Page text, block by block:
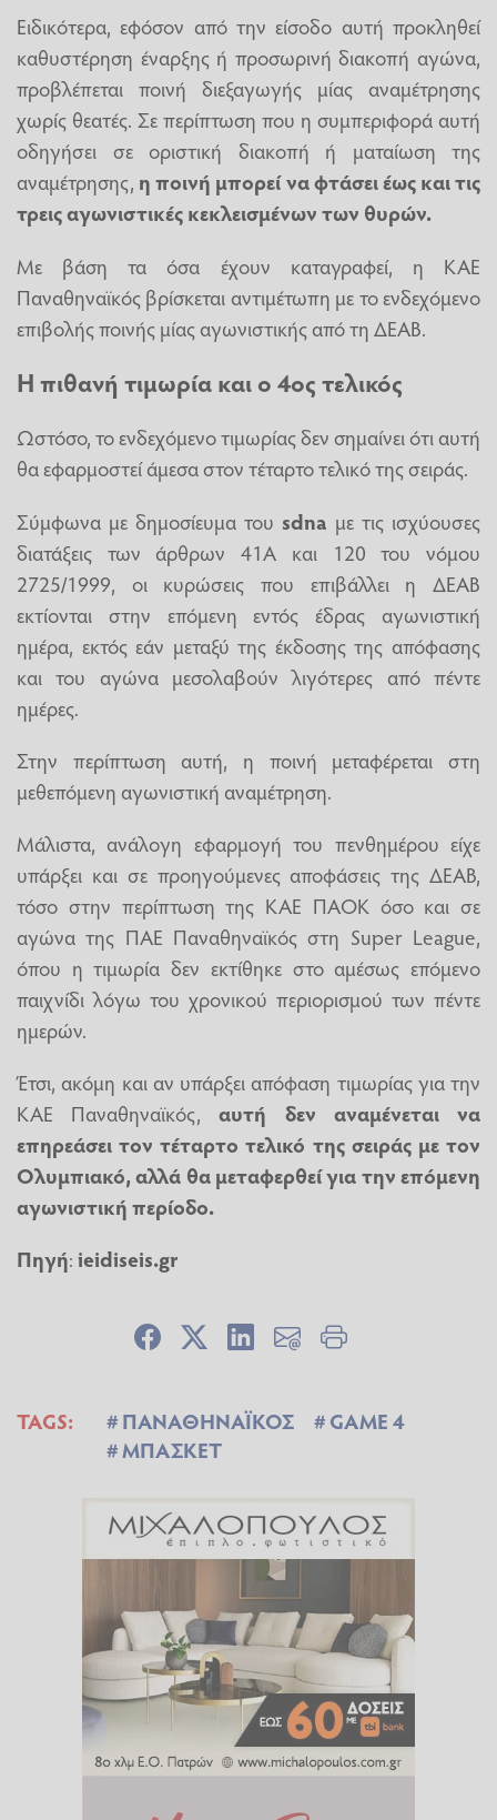
Ειδικότερα, εφόσον από την είσοδο αυτή προκληθεί
καθυστέρηση έναρξης ή προσωρινή διακοπή αγώνα,
προβλέπεται ποινή διεξαγωγής μίας αναμέτρησης
χωρίς θεατές. Σε περίπτωση που η συμπεριφορά αυτή
οδηγήσει σε οριστική διακοπή ή ματαίωση της
αναμέτρησης, η ποινή μπορεί να φτάσει έως και τις
τρεις αγωνιστικές κεκλεισμένων των θυρών.
Με βάση τα όσα έχουν καταγραφεί, η ΚΑΕ
Παναθηναϊκός βρίσκεται αντιμέτωπη με το ενδεχόμενο
επιβολής ποινής μίας αγωνιστικής από τη ΔΕΑΒ.
Η πιθανή τιμωρία και ο 4ος τελικός
Ωστόσο, το ενδεχόμενο τιμωρίας δεν σημαίνει ότι αυτή
θα εφαρμοστεί άμεσα στον τέταρτο τελικό της σειράς.
Σύμφωνα με δημοσίευμα του sdna με τις ισχύουσες
διατάξεις των άρθρων 41Α και 120 του νόμου
2725/1999, οι κυρώσεις που επιβάλλει η ΔΕΑΒ
εκτίονται στην επόμενη εντός έδρας αγωνιστική
ημέρα, εκτός εάν μεταξύ της έκδοσης της απόφασης
και του αγώνα μεσολαβούν λιγότερες από πέντε
ημέρες.
Στην περίπτωση αυτή, η ποινή μεταφέρεται στη
μεθεπόμενη αγωνιστική αναμέτρηση.
Μάλιστα, ανάλογη εφαρμογή του πενθημέρου είχε
υπάρξει και σε προηγούμενες αποφάσεις της ΔΕΑΒ,
τόσο στην περίπτωση της ΚΑΕ ΠΑΟΚ όσο και σε
αγώνα της ΠΑΕ Παναθηναϊκός στη Super League,
όπου η τιμωρία δεν εκτίθηκε στο αμέσως επόμενο
παιχνίδι λόγω του χρονικού περιορισμού των πέντε
ημερών.
Έτσι, ακόμη και αν υπάρξει απόφαση τιμωρίας για την
ΚΑΕ Παναθηναϊκός,αυτή δεν αναμένεται να
επηρεάσει τον τέταρτο τελικό της σειράς με τον
Ολυμπιακό, αλλά θα μεταφερθεί για την επόμενη
αγωνιστική περίοδο.
Πηγή:ieidiseis.gr
TAGS: ΠΑΝΑΘΗΝΑΪΚΟΣ
GAME 4
ΜΠΑΣΚΕΤ